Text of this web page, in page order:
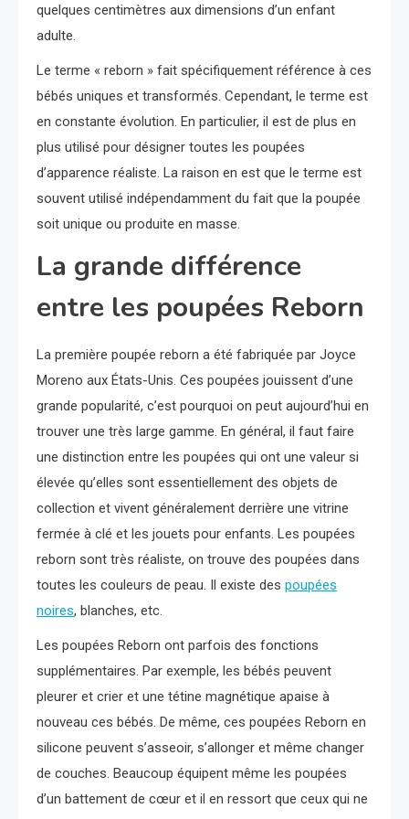
quelques centimètres aux dimensions d’un enfant
adulte.
Le terme « reborn » fait spécifiquement référence à ces
bébés uniques et transformés. Cependant, le terme est
en constante évolution. En particulier, il est de plus en
plus utilisé pour désigner toutes les poupées
d’apparence réaliste. La raison en est que le terme est
souvent utilisé indépendamment du fait que la poupée
soit unique ou produite en masse.
La grande différence
entre les poupées Reborn
La première poupée reborn a été fabriquée par Joyce
Moreno aux États-Unis. Ces poupées jouissent d’une
grande popularité, c’est pourquoi on peut aujourd’hui en
trouver une très large gamme. En général, il faut faire
une distinction entre les poupées qui ont une valeur si
élevée qu’elles sont essentiellement des objets de
collection et vivent généralement derrière une vitrine
fermée à clé et les jouets pour enfants. Les poupées
reborn sont très réaliste, on trouve des poupées dans
toutes les couleurs de peau. Il existe des poupées
noires, blanches, etc.
Les poupées Reborn ont parfois des fonctions
supplémentaires. Par exemple, les bébés peuvent
pleurer et crier et une tétine magnétique apaise à
nouveau ces bébés. De même, ces poupées Reborn en
silicone peuvent s’asseoir, s’allonger et même changer
de couches. Beaucoup équipent même les poupées
d’un battement de cœur et il en ressort que ceux qui ne